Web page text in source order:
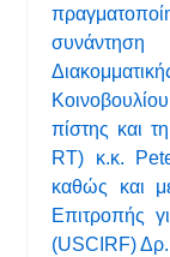
πίστης και
RT) κ.κ.
καθώς και
Επιτροπής
(USCIRF)